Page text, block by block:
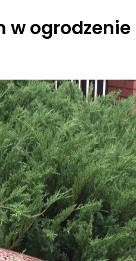
ogrodzenie